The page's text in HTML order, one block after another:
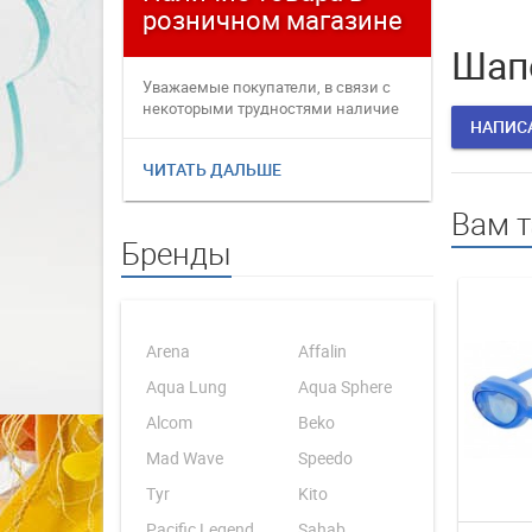
розничном магазине
Уважаемые покупатели, в связи с
некоторыми трудностями наличие
ЧИТАТЬ ДАЛЬШЕ ЧИТАТЬ
Бренды
Arena
Affalin
Aqua Lung
Aqua Sphere
Alcom
Beko
Mad Wave
Speedo
Tyr
Kito
Вам